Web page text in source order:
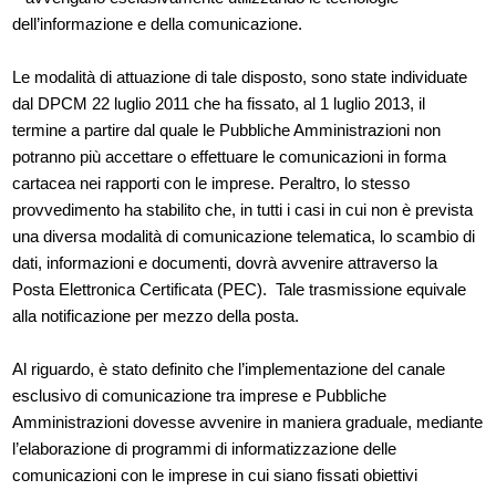
dell’informazione e della comunicazione.
Le modalità di attuazione di tale disposto, sono state individuate
dal DPCM 22 luglio 2011 che ha fissato, al 1 luglio 2013, il
termine a partire dal quale le Pubbliche Amministrazioni non
potranno più accettare o effettuare le comunicazioni in forma
cartacea nei rapporti con le imprese. Peraltro, lo stesso
provvedimento ha stabilito che, in tutti i casi in cui non è prevista
una diversa modalità di comunicazione telematica, lo scambio di
dati, informazioni e documenti, dovrà avvenire attraverso la
Posta Elettronica Certificata (PEC). Tale trasmissione equivale
alla notificazione per mezzo della posta.
Al riguardo, è stato definito che l’implementazione del canale
esclusivo di comunicazione tra imprese e Pubbliche
Amministrazioni dovesse avvenire in maniera graduale, mediante
l’elaborazione di programmi di informatizzazione delle
comunicazioni con le imprese in cui siano fissati obiettivi